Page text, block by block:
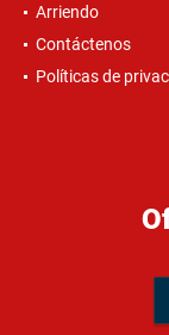
Arriendo
Contáctenos
Políticas de